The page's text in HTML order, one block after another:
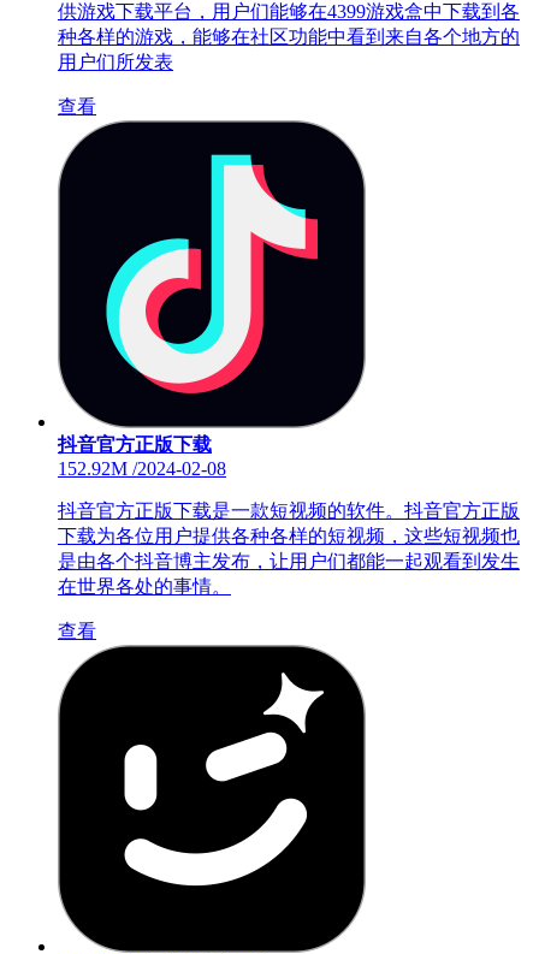
供游戏下载平台，用户们能够在4399游戏盒中下载到各
种各样的游戏，能够在社区功能中看到来自各个地方的
用户们所发表
查看
抖音官方正版下载
152.92M /2024-02-08
抖音官方正版下载是一款短视频的软件。抖音官方正版
下载为各位用户提供各种各样的短视频，这些短视频也
是由各个抖音博主发布，让用户们都能一起观看到发生
在世界各处的事情。
查看